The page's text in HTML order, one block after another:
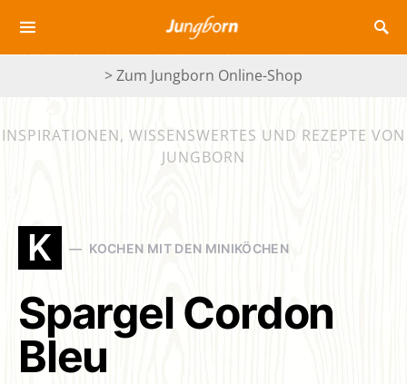
> Zum Jungborn Online-Shop
INSPIRATIONEN, WISSENSWERTES UND REZEPTE VON
JUNGBORN
K KOCHEN MIT DEN MINIKÖCHEN
Spargel Cordon
Bleu